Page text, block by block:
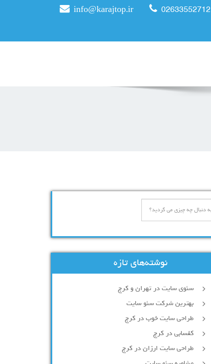
info@karajtop.ir 02633552712
نوشته‌های تازه
سئوی سایت در تهران و کرج
بهترین شرکت سئو سایت
طراحی سایت خوب در کرج
کفسابی در کرج
طراحی سایت ارزان در کرج